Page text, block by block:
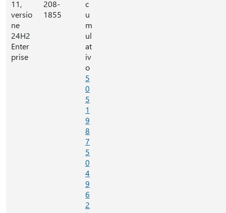
11,
versio
ne
24H2
Enter
prise
208-
1855
c
u
m
ul
at
iv
o
5
0
5
1
9
8
7
5
0
4
9
6
2